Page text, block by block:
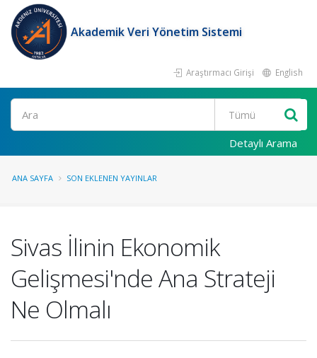
Akademik Veri Yönetim Sistemi
Araştırmacı Girişi English
Ara
Detaylı Arama
ANA SAYFA SON EKLENEN YAYINLAR
Sivas İlinin Ekonomik
Gelişmesi'nde Ana Strateji
Ne Olmalı